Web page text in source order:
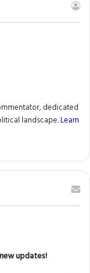
dedicated
landscape.Learn
updates!